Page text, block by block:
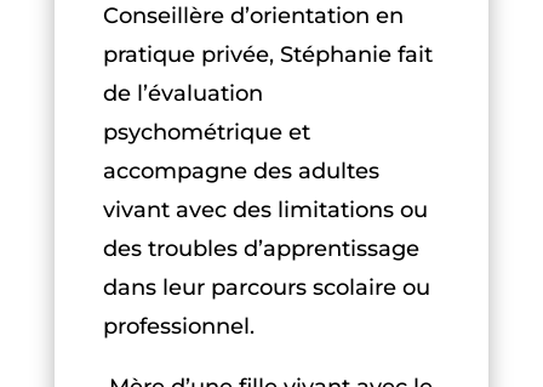
Conseillère d’orientation en
pratique privée, Stéphanie fait
de l’évaluation
psychométrique et
accompagne des adultes
vivant avec des limitations ou
des troubles d’apprentissage
dans leur parcours scolaire ou
professionnel.